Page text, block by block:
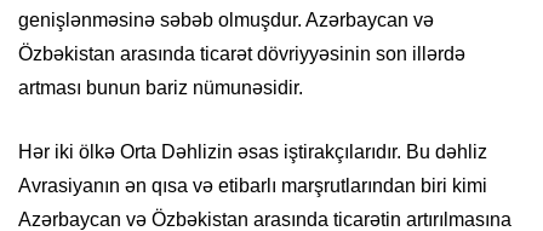
genişlənməsinə səbəb olmuşdur. Azərbaycan və
Özbəkistan arasında ticarət dövriyyəsinin son illərdə
artması bunun bariz nümunəsidir.
Hər iki ölkə Orta Dəhlizin əsas iştirakçılarıdır. Bu dəhliz
Avrasiyanın ən qısa və etibarlı marşrutlarından biri kimi
Azərbaycan və Özbəkistan arasında ticarətin artırılmasına